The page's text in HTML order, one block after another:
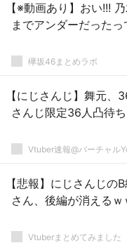
【※動画あり】おい!!!
までアンダーだった
欅坂46まとめラボ
【にじさんじ】舞元、
さんじ限定36人凸待ち
Vtuber速報@バーチャル
【悲報】にじさんじの
さん、後編が消える
Vtuberまとめてみました